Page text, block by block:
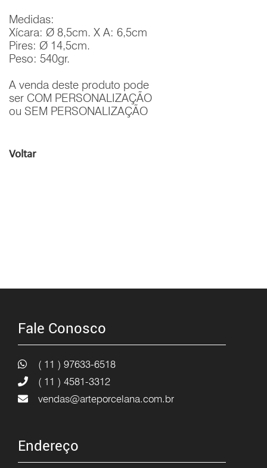
Medidas:
Xícara: Ø 8,5cm. X A: 6,5cm
Pires: Ø 14,5cm.
Peso: 540gr.
A venda deste produto pode
ser COM PERSONALIZAÇÃO
ou SEM PERSONALIZAÇÃO
Voltar
Fale Conosco
( 11 ) 97633-6518
( 11 ) 4581-3312
vendas@arteporcelana.com.br
Endereço